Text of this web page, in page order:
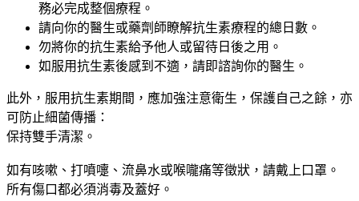
務必完成整個療程。
請向你的醫生或藥劑師瞭解抗生素療程的總日數。
勿將你的抗生素給予他人或留待日後之用。
如服用抗生素後感到不適，請即諮詢你的醫生。
此外，服用抗生素期間，應加強注意衛生，保護自己之餘，亦
可防止細菌傳播：
保持雙手清潔。
如有咳嗽、打噴嚏、流鼻水或喉嚨痛等徵狀，請戴上口罩。
所有傷口都必須消毒及蓋好。